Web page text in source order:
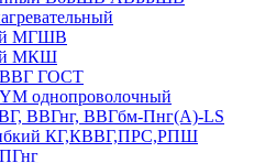
МГШВ
МКШ
ГОСТ
однопроволочный
ВВГнг, ВВГбм-Пнг(А)-LS
КГ,КВВГ,ПРС,РПШ